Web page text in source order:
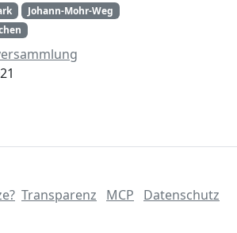
Johann-Mohr-Weg
Transparenz MCP
Datenschutz